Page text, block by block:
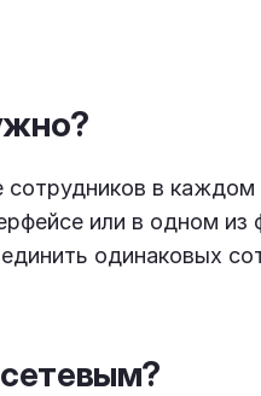
сотрудников в
или в одном из
одинаковых